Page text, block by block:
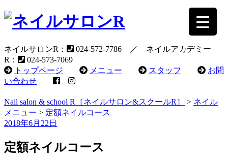
ネイルサロンR：
024-572-7786 ／ ネイルアカデミー
R：
024-573-7069
トップページ
メニュー スタッフ
お問
い合わせ
Nail salon & school R［ネイルサロン&スクールR］ > ネイル
メニュー > 定額ネイルコース
2018年6月22日
定額ネイルコース